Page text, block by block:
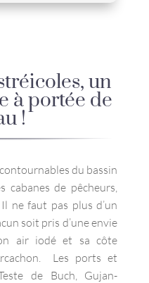
un
à portée de
!
du bassin
cabanes de pêcheurs,
ne faut pas plus d’un
soit pris d’une envie
air iodé et sa côte
Les ports et
de Buch, Gujan-